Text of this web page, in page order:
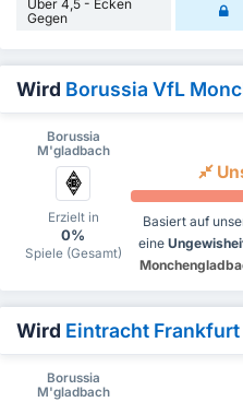
Über 4,5 - Ecken
Gegen
Wird Borussia VfL
Borussia
M'gladbach
Erzielt in
0%
Spiele (Gesamt)
Basiert auf
eine
Wird Eintracht Frankfurt
Borussia
M'gladbach